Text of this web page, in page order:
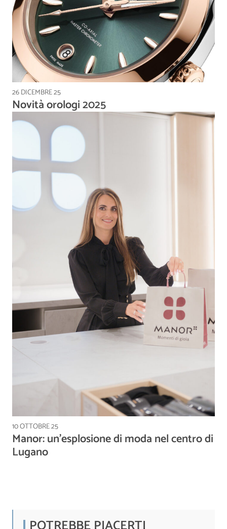
26 DICEMBRE 25
Novità orologi 2025
10 OTTOBRE 25
Manor: un’esplosione di moda nel centro di
Lugano